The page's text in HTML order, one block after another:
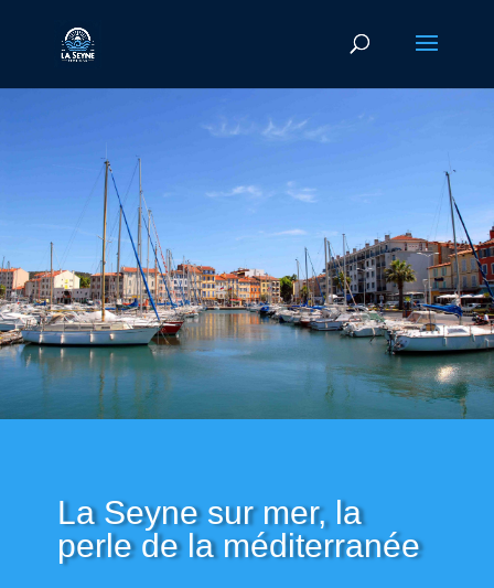
La Seyne sur mer, la
perle de la méditerranée